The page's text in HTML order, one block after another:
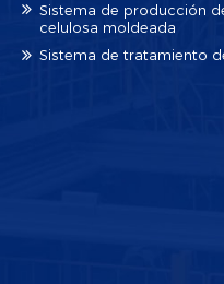
Sistema de producción
celulosa moldeada
Sistema de tratamiento